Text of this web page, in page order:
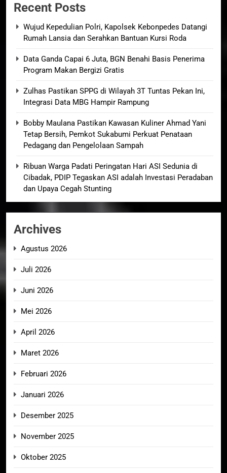
Recent Posts
Wujud Kepedulian Polri, Kapolsek Kebonpedes Datangi
Rumah Lansia dan Serahkan Bantuan Kursi Roda
Data Ganda Capai 6 Juta, BGN Benahi Basis Penerima
Program Makan Bergizi Gratis
Zulhas Pastikan SPPG di Wilayah 3T Tuntas Pekan Ini,
Integrasi Data MBG Hampir Rampung
Bobby Maulana Pastikan Kawasan Kuliner Ahmad Yani
Tetap Bersih, Pemkot Sukabumi Perkuat Penataan
Pedagang dan Pengelolaan Sampah
Ribuan Warga Padati Peringatan Hari ASI Sedunia di
Cibadak, PDIP Tegaskan ASI adalah Investasi Peradaban
dan Upaya Cegah Stunting
Archives
Agustus 2026
Juli 2026
Juni 2026
Mei 2026
April 2026
Maret 2026
Februari 2026
Januari 2026
Desember 2025
November 2025
Oktober 2025